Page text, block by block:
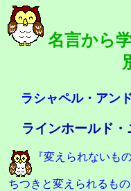
名言から
ラシャペル・アン
ラインホールド・
『変えられないも
ちつきと変えられるもの